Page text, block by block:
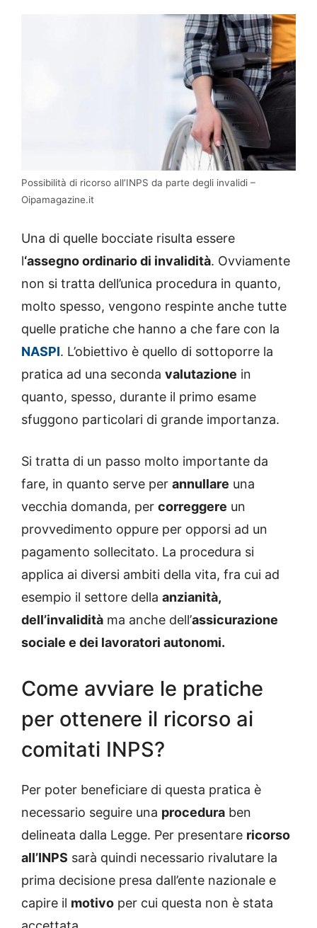
Possibilità di ricorso all’INPS da parte degli invalidi –
Oipamagazine.it
Una di quelle bocciate risulta essere
l‘assegno ordinario di invalidità. Ovviamente
non si tratta dell’unica procedura in quanto,
molto spesso, vengono respinte anche tutte
quelle pratiche che hanno a che fare con la
NASPI. L’obiettivo è quello di sottoporre la
pratica ad una seconda valutazione in
quanto, spesso, durante il primo esame
sfuggono particolari di grande importanza.
Si tratta di un passo molto importante da
fare, in quanto serve per annullare una
vecchia domanda, per correggere un
provvedimento oppure per opporsi ad un
pagamento sollecitato. La procedura si
applica ai diversi ambiti della vita, fra cui ad
esempio il settore della anzianità,
dell’invalidità ma anche dell’assicurazione
sociale e dei lavoratori autonomi.
Come avviare le pratiche
per ottenere il ricorso ai
comitati INPS?
Per poter beneficiare di questa pratica è
necessario seguire una procedura ben
delineata dalla Legge. Per presentare ricorso
all’INPS sarà quindi necessario rivalutare la
prima decisione presa dall’ente nazionale e
capire il motivo per cui questa non è stata